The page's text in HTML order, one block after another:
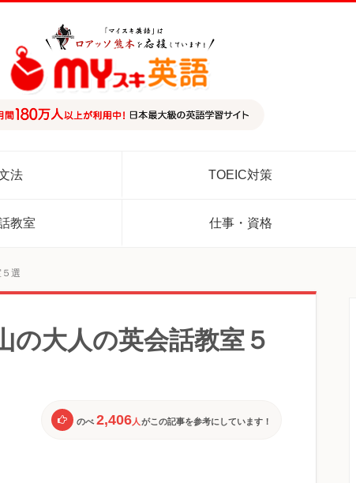
法 TOEIC対策
教室 仕事・資格
選
の大人の英会話教室５
のべ 2,406人 がこの記事を参考にしています！